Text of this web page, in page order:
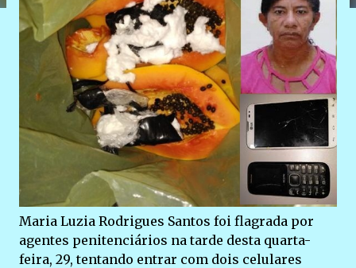
Maria Luzia Rodrigues Santos foi flagrada por
agentes penitenciários na tarde desta quarta-
feira, 29, tentando entrar com dois celulares